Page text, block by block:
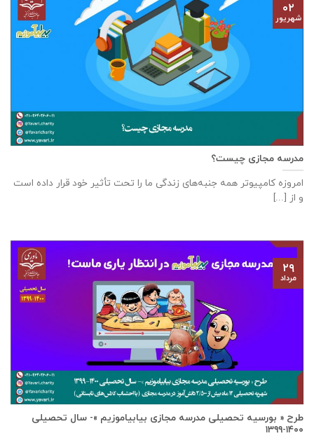
مدرسه مجازی چیست؟
امروزه کامپیوتر همه جنبه‌های زندگی ما را تحت تأثیر خود قرار داده است
و از [...]
۰۲
شهریور
طرح « بورسیه تحصیلی مدرسه مجازی بیابیاموزیم »- سال تحصیلی
۱۴۰۰-۱۳۹۹
۲۹
مرداد